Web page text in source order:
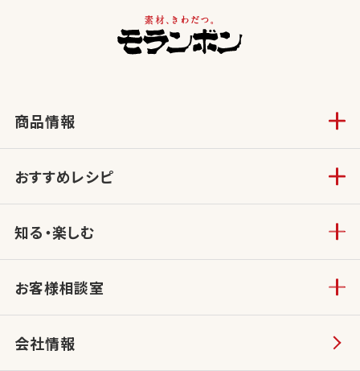
商品情報
おすすめレシピ
知る・楽しむ
お客様相談室
会社情報